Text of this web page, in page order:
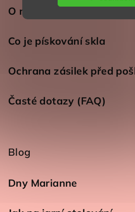
O nás
Co je pískování skla
Ochrana zásilek před
Časté dotazy (FAQ)
Blog
Dny Marianne